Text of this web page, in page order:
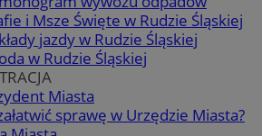
i Msze Święte w Rudzie Śląskiej
jazdy w Rudzie Śląskiej
w Rudzie Śląskiej
Miasta
sprawę w Urzędzie Miasta?